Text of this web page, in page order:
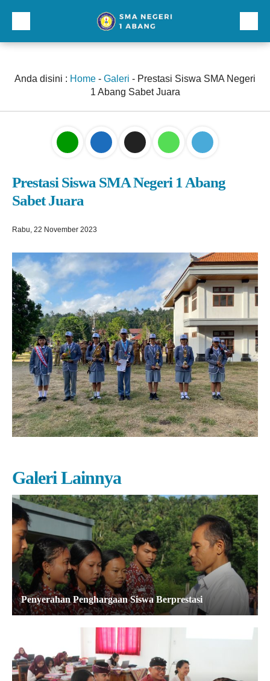
Profil
Kurikulum dan Kesiswaan
Lainnnya
Anda disini : Home - Galeri - Prestasi Siswa SMA Negeri
1 Abang Sabet Juara
Prestasi Siswa SMA Negeri 1 Abang
Sabet Juara
Rabu, 22 November 2023
Galeri Lainnya
Penyerahan Penghargaan Siswa Berprestasi